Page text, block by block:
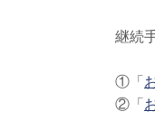
継続
①「
②「